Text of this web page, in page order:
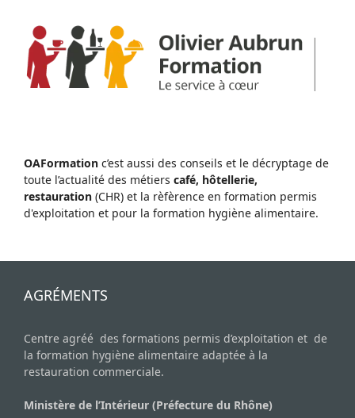
OAFormation c’est aussi des conseils et le décryptage de
toute l’actualité des métiers café, hôtellerie,
restauration (CHR) et la rèfèrence en formation permis
d'exploitation et pour la formation hygiène alimentaire.
AGRÉMENTS
Centre agréé des formations permis d’exploitation et de
la formation hygiène alimentaire adaptée à la
restauration commerciale.
Ministère de l’Intérieur (Préfecture du Rhône)